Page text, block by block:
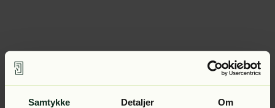
Samtykke Detaljer Om